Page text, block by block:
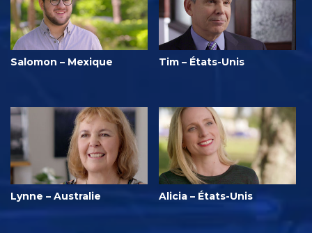
Salomon – Mexique Tim – États-Unis
Lynne – Australie Alicia – États-Unis